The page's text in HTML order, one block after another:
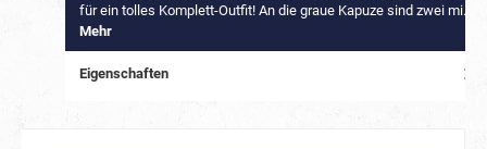
für ein tolles Komplett-Outfit! An die graue Kapuze sind zwei mi…
Mehr
Eigenschaften